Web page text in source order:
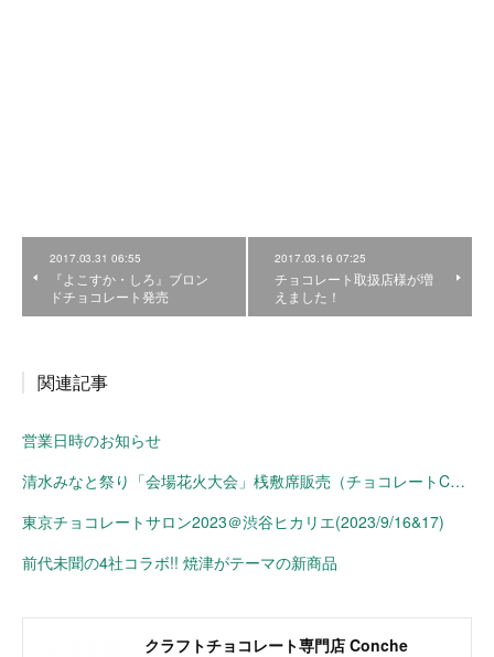
2017.03.31 06:55
『よこすか・しろ』ブロン
ドチョコレート発売
2017.03.16 07:25
チョコレート取扱店様が増
えました！
関連記事
営業日時のお知らせ
清水みなと祭り「会場花火大会」桟敷席販売（チョコレートConche）
東京チョコレートサロン2023＠渋谷ヒカリエ(2023/9/16&17)
前代未聞の4社コラボ!! 焼津がテーマの新商品
クラフトチョコレート専門店 Conche